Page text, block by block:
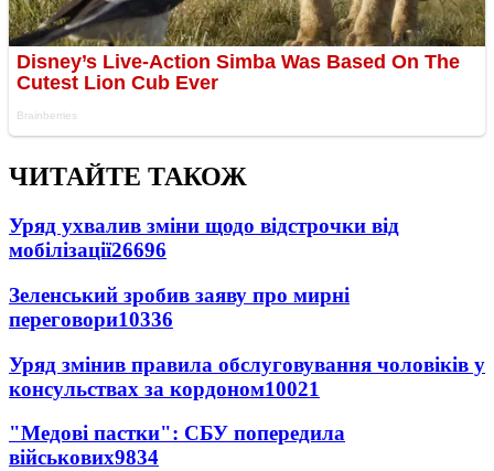
ЧИТАЙТЕ ТАКОЖ
Уряд ухвалив зміни щодо відстрочки від
мобілізації26696
Зеленський зробив заяву про мирні
переговори10336
Уряд змінив правила обслуговування чоловіків у
консульствах за кордоном10021
"Медові пастки": СБУ попередила
військових9834